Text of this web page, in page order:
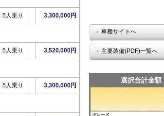
5人乗り 3,300,000円
5人乗り 3,520,000円
5人乗り 3,300,000円
車種サイトへ
主要装備(PDF)一覧へ
選択合計金額
グレード